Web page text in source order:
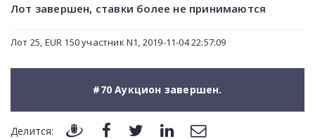
Лот завершен, ставки более не принимаются
Лот 25, EUR 150 участник N1, 2019-11-04 22:57:09
#70 Аукцион завершен.
Делится: